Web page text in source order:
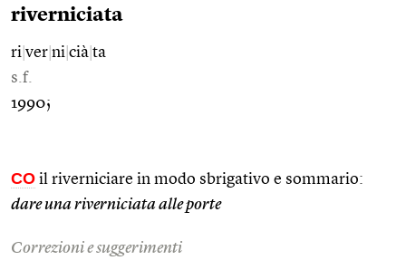
riverniciata
ri ver ni cià ta
s.f.
1990;
CO il riverniciare in modo sbrigativo e sommario:
dare una riverniciata alle porte
Correzioni e suggerimenti